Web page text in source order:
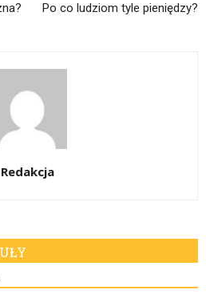
Po co ludziom tyle pieniędzy?
Redakcja